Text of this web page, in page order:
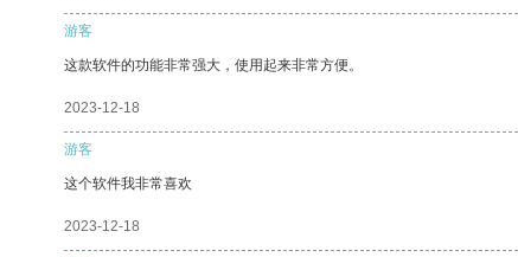
游客
这款软件的功能非常强大，使用起来非常方便。
2023-12-18
游客
这个软件我非常喜欢
2023-12-18